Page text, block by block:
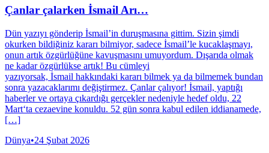
Çanlar çalarken İsmail Arı…
Dün yazıyı gönderip İsmail’in duruşmasına gittim. Sizin şimdi
okurken bildiğiniz kararı bilmiyor, sadece İsmail’le kucaklaşmayı,
onun artık özgürlüğüne kavuşmasını umuyordum. Dışarıda olmak
ne kadar özgürlükse artık! Bu cümleyi
yazıyorsak, İsmail hakkındaki kararı bilmek ya da bilmemek bundan
sonra yazacaklarımı değiştirmez. Çanlar çalıyor! İsmail, yaptığı
haberler ve ortaya çıkardığı gerçekler nedeniyle hedef oldu, 22
Mart‘ta cezaevine konuldu. 52 gün sonra kabul edilen iddianamede,
[…]
Dünya•24 Şubat 2026